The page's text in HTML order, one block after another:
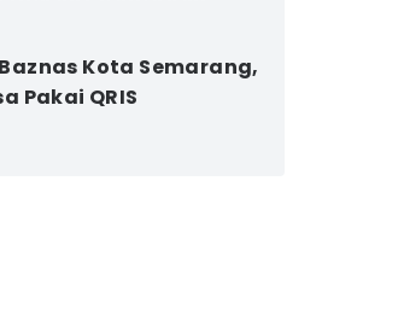
Kota Semarang,
Pakai QRIS